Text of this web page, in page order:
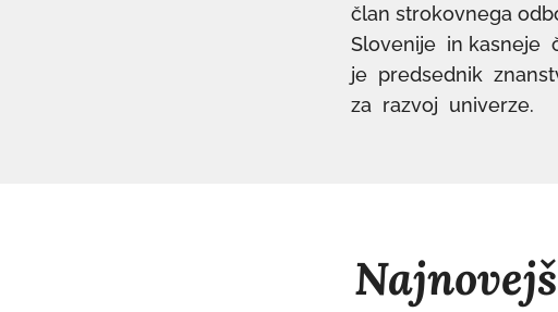
član strokovnega
Slovenije in kasneje
je predsednik
za razvoj univerze.